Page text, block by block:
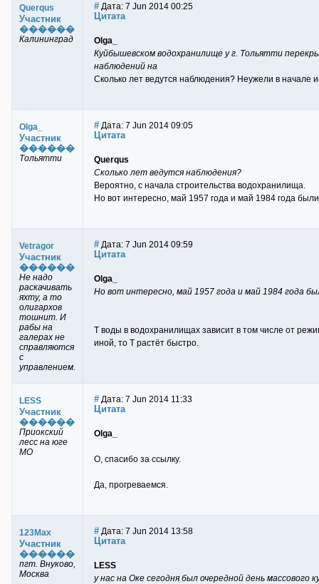
Querqus
Участник
������
Калининград
# Дата: 7 Jun 2014 00:25
Цитата
Olga_
Куйбышевском водохранилище у г. Тольятти
наблюдений на
Сколько лет ведутся наблюдения? Неужели в начале
Olga_
Участник
������
Тольятти
# Дата: 7 Jun 2014 09:05
Цитата
Querqus
Сколько лет ведутся наблюдения?
Вероятно, с начала строительства водохранилища.
Но вот интересно, май 1957 года и май 1984 года
Vetragor
Участник
������
Не надо
раскачивать
яхту, а то
олигархов
тошнит. И
рабы на
галерах не
справляются
с
управлением.
# Дата: 7 Jun 2014 09:59
Цитата
Olga_
Но вот интересно, май 1957 года и май 1984 года
Т воды в водохранилищах зависит в том числе от
иной, то Т растёт быстро.
LESS
Участник
������
Приокский
лесс на юге
МО
# Дата: 7 Jun 2014 11:33
Цитата
Olga_
О, спасибо за ссылку.
Да, прогреваемся.
123Max
Участник
������
пгт. Внуково,
Москва
# Дата: 7 Jun 2014 13:58
Цитата
LESS
у нас на Оке сегодня был очередной день массового